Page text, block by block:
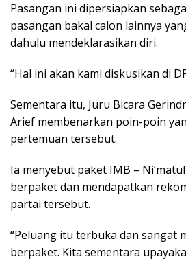
Pasangan ini dipersiapkan
pasangan bakal calon lainnya
dahulu mendeklarasikan diri.
“Hal ini akan kami diskusikan di
Sementara itu, Juru Bicara
Arief membenarkan poin-poin
pertemuan tersebut.
Ia menyebut paket IMB –
berpaket dan mendapatkan
partai tersebut.
“Peluang itu terbuka dan sangat
berpaket. Kita sementara